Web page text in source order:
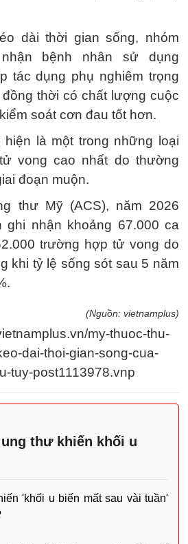
dài thời gian sống, nhóm
bệnh nhân sử dụng
tác dụng phụ nghiêm trọng
thời có chất lượng cuộc
soát cơn đau tốt hơn.
là một trong những loại
vong cao nhất do thường
đoạn muộn.
thư Mỹ (ACS), năm 2026
nhận khoảng 67.000 ca
trường hợp tử vong do
khi tỷ lệ sống sót sau 5 năm
(Nguồn: vietnamplus)
my-thuoc-thu-
dai-thoi-gian-song-cua-
tuy-post1113978.vnp
thư khiến khối u
'khối u biến mất sau vài tuần'